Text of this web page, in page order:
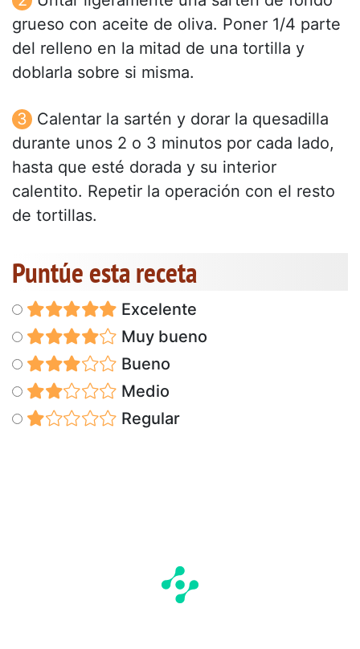
grueso con aceite de oliva. Poner 1/4 parte
del relleno en la mitad de una tortilla y
doblarla sobre si misma.
Calentar la sartén y dorar la quesadilla
durante unos 2 o 3 minutos por cada lado,
hasta que esté dorada y su interior
calentito. Repetir la operación con el resto
de tortillas.
Puntúe esta receta
Excelente
Muy bueno
Bueno
Medio
Regular